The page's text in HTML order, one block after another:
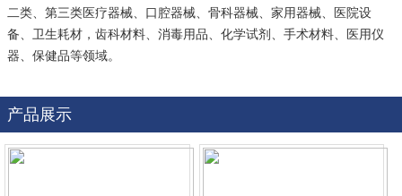
二类、第三类医疗器械、口腔器械、骨科器械、家用器械、医院设
备、卫生耗材，齿科材料、消毒用品、化学试剂、手术材料、医用仪
器、保健品等领域。
产品展示